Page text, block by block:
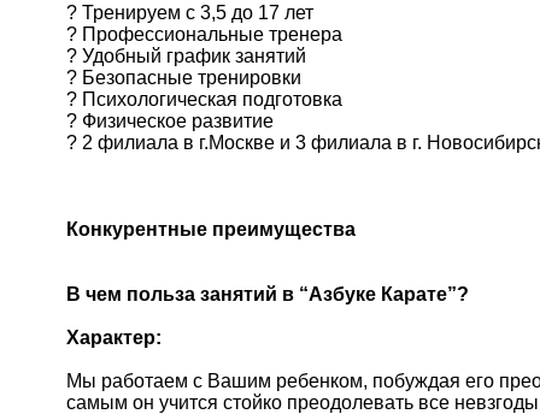
? Тренируем с 3,5 до 17 лет
? Профессиональные тренера
? Удобный график занятий
? Безопасные тренировки
? Психологическая подготовка
? Физическое развитие
? 2 филиала в г.Москве и 3 филиала в г.
Конкурентные преимущества
В чем польза занятий в “Азбуке Карате”?
Характер:
Мы работаем с Вашим ребенком, побуждая его
самым он учится стойко преодолевать все